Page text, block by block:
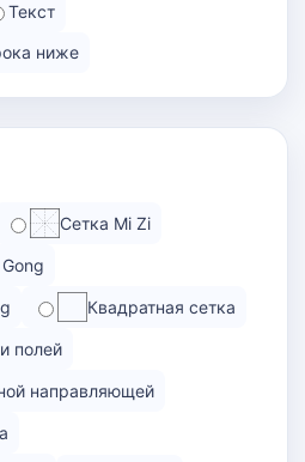
Текст
ниже
Сетка Mi Zi
Квадратная сетка
полей
направляющей